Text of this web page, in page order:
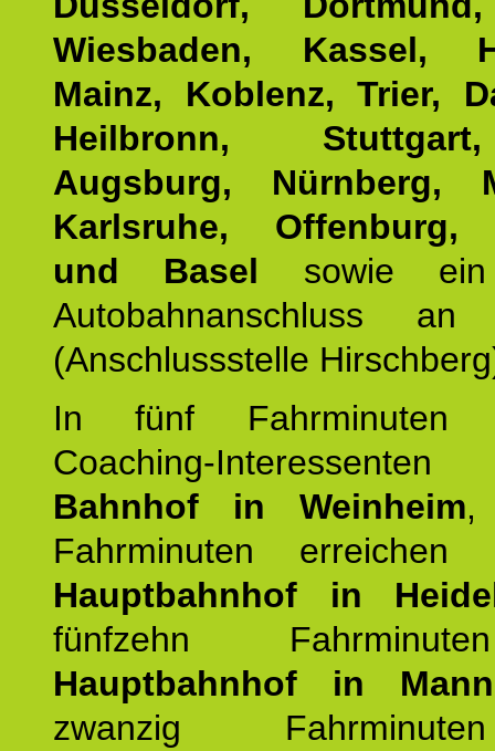
Wiesbaden, Kassel,
Mainz, Koblenz, Trier,
Heilbronn,
Augsburg, Nürnberg,
Karlsruhe, Offenburg,
und Basel sowie ein
Autobahnanschluss
(Anschlussstelle
In fünf Fahrminuten
Coaching-
Bahnhof in Weinheim,
Fahrminuten
Hauptbahnhof in
fünfzehn
Hauptbahnhof in
zwanzig